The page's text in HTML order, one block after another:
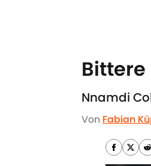
Nnamdi
Von Fabian